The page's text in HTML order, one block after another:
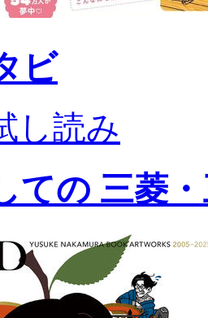
ビ
し読み
ての 三菱